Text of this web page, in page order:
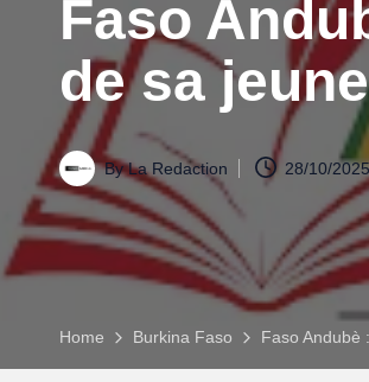
:
L
e
P
o
ai
Faso
de sa
ByLa Redaction 28/10/
Home Burkina Faso Faso Andubè